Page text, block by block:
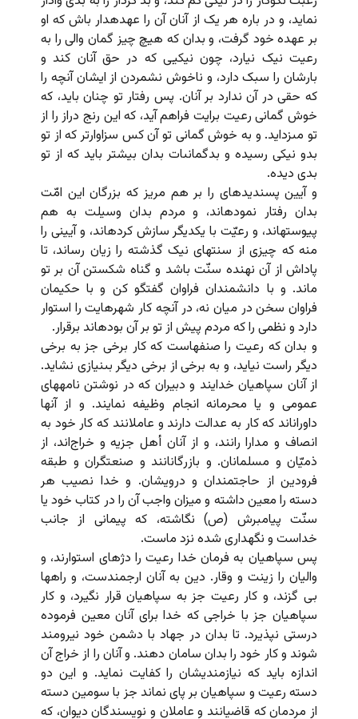
نماید، و در باره هر یک از آنان آن را عهده‏دار باش که او
بر عهده خود گرفت، و بدان که هیچ چیز گمان والى را به
رعیت نیک نیارد، چون نیکیى که در حق آنان کند و
بارشان را سبک دارد، و ناخوش نشمردن از ایشان آنچه را
که حقى در آن ندارد بر آنان. پس رفتار تو چنان باید، که
خوش گمانى رعیت برایت فراهم آید، که این رنج دراز را از
تو مى‏زداید. و به خوش گمانى تو آن کس سزاوارتر که از تو
بدو نیکى رسیده و بدگمانى‏ات بدان بیشتر باید که از تو
بدى دیده.
و آیین پسندیده‏اى را بر هم مریز که بزرگان این امّت
بدان رفتار نموده‏اند، و مردم بدان وسیلت به هم
پیوسته‏اند، و رعیّت با یکدیگر سازش کرده‏اند، و آیینى را
منه که چیزى از سنتهاى نیک گذشته را زیان رساند، تا
پاداش از آن نهنده سنّت باشد و گناه شکستن آن بر تو
ماند. و با دانشمندان فراوان گفتگو کن و با حکیمان
فراوان سخن در میان نه، در آنچه کار شهرهایت را استوار
دارد و نظمى را که مردم پیش از تو بر آن بوده‏اند برقرار.
و بدان که رعیت را صنفهاست که کار برخى جز به برخى
دیگر راست نیاید، و به برخى از برخى دیگر بى‏نیازى نشاید.
از آنان سپاهیان خدایند و دبیران که در نوشتن نامه‏هاى
عمومى و یا محرمانه انجام وظیفه نمایند. و از آنها
داوران‏اند که کار به عدالت دارند و عاملانند که کار خود به
انصاف و مدارا رانند، و از آنان أهل جزیه و خراج‌اند، از
ذمیّان و مسلمانان. و بازرگانانند و صنعتگران و طبقه
فرودین از حاجتمندان و درویشان. و خدا نصیب هر
دسته را معین داشته و میزان واجب آن را در کتاب خود یا
سنّت پیامبرش (ص) نگاشته، که پیمانى از جانب
خداست و نگهدارى شده نزد ماست.
پس سپاهیان به فرمان خدا رعیت را دژهاى استوارند، و
والیان را زینت و وقار. دین به آنان ارجمندست، و راه‏ها
بى گزند، و کار رعیت جز به سپاهیان قرار نگیرد، و کار
سپاهیان جز با خراجى که خدا براى آنان معین فرموده
درستى نپذیرد. تا بدان در جهاد با دشمن خود نیرومند
شوند و کار خود را بدان سامان دهند. و آنان را از خراج آن
اندازه باید که نیازمندیشان را کفایت نماید. و این دو
دسته رعیت و سپاهیان بر پاى نماند جز با سومین دسته
از مردمان که قاضیانند و عاملان و نویسندگان دیوان، که